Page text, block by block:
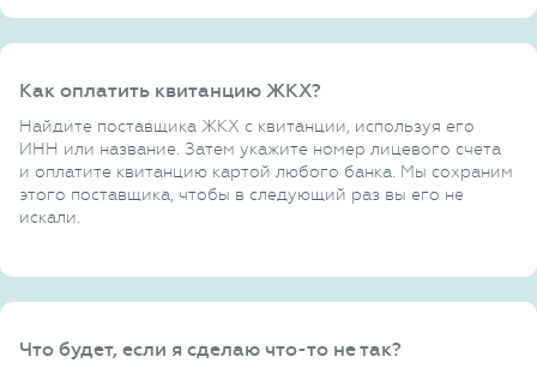
Как оплатить квитанцию ЖКХ?
Найдите поставщика ЖКХ с квитанции, используя его
ИНН или название. Затем укажите номер лицевого счета
и оплатите квитанцию картой любого банка. Мы сохраним
этого поставщика, чтобы в следующий раз вы его не
искали.
Что будет, если я сделаю что-то не так?